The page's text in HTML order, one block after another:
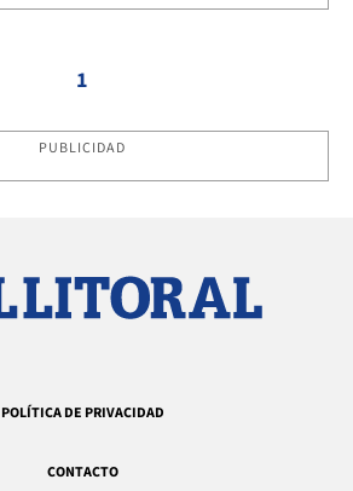
1
PUBLICIDAD
POLÍTICA DE PRIVACIDAD
CONTACTO